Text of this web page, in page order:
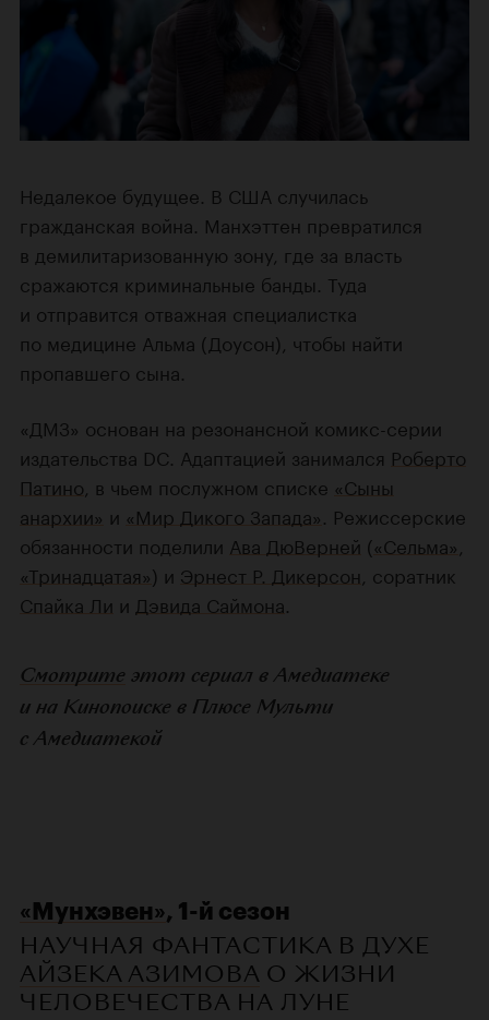
Недалекое будущее. В США случилась
гражданская война. Манхэттен превратился
в демилитаризованную зону, где за власть
сражаются криминальные банды. Туда
и отправится отважная специалистка
по медицине Альма (Доусон), чтобы найти
пропавшего сына.
«ДМЗ» основан на резонансной комикс-серии
издательства DC. Адаптацией занимался Роберто
Патино , в чьем послужном списке «Сыны
анархии» и «Мир Дикого Запада» . Режиссерские
обязанности поделили Ава ДюВерней («Сельма»
«Тринадцатая») и Эрнест Р. Дикерсон , соратник
Спайка Ли и Дэвида Саймона
Смотрите этот сериал в Амедиатеке
и на Кинопоиске в Плюсе Мульти
с Амедиатекой
«Мунхэвен», 1-й сезон
НАУЧНАЯ ФАНТАСТИКА В ДУХЕ
АЙЗЕКА АЗИМОВА О ЖИЗНИ
ЧЕЛОВЕЧЕСТВА НА ЛУНЕ